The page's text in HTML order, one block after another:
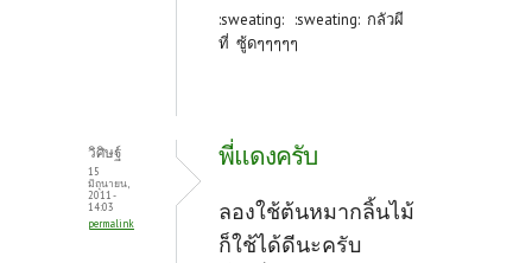
:sweating: :sweating: กลัวผี
ที่ ซู้ดๆๆๆๆๆ
วิศิษฐ์
15
มิถุนายน,
2011 -
14:03
permalink
พี่แดงครับ
ลองใช้ต้นหมากลิ้นไม้
ก็ใช้ได้ดีนะครับ